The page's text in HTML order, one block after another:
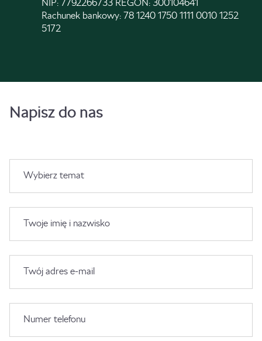
NIP: 7792266733 REGON: 300104641
Rachunek bankowy: 78 1240 1750 1111 0010 1252
5172
Napisz do nas
Wybierz temat
Twoje imię i nazwisko
Twój adres e-mail
Numer telefonu